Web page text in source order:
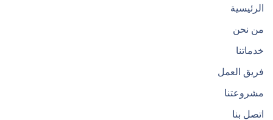
الرئيسية
من نحن
خدماتنا
فريق العمل
مشروعتنا
اتصل بنا